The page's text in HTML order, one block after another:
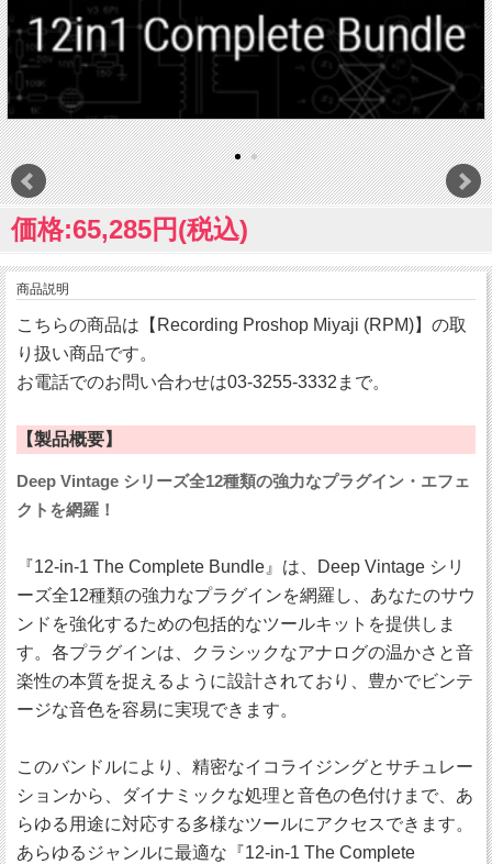
価格:65,285円(税込)
商品説明
こちらの商品は【Recording Proshop Miyaji (RPM)】の取
り扱い商品です。
お電話でのお問い合わせは03-3255-3332まで。
【製品概要】
Deep Vintage シリーズ全12種類の強力なプラグイン・エフェ
クトを網羅！
『12-in-1 The Complete Bundle』は、Deep Vintage シリ
ーズ全12種類の強力なプラグインを網羅し、あなたのサウ
ンドを強化するための包括的なツールキットを提供しま
す。各プラグインは、クラシックなアナログの温かさと音
楽性の本質を捉えるように設計されており、豊かでビンテ
ージな音色を容易に実現できます。
このバンドルにより、精密なイコライジングとサチュレー
ションから、ダイナミックな処理と音色の色付けまで、あ
らゆる用途に対応する多様なツールにアクセスできます。
あらゆるジャンルに最適な『12-in-1 The Complete